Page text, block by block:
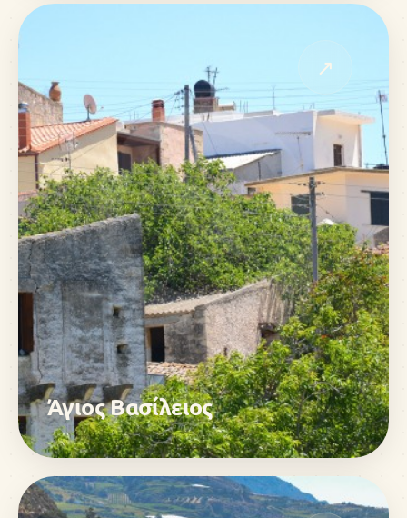
↗
Άγιος Βασίλειος